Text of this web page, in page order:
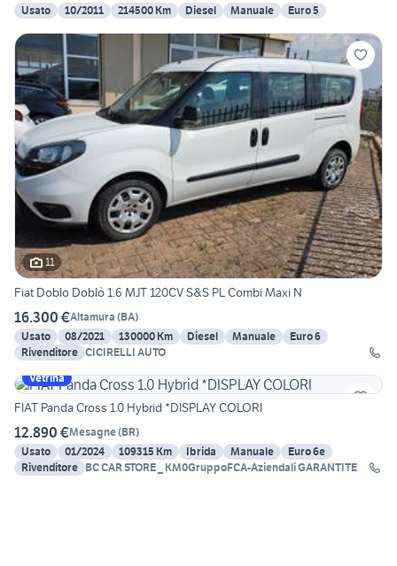
Usato 10/2011 214500 Km Diesel Manuale Euro 5
11
Fiat Doblo Doblò 1.6 MJT 120CV S&S PL Combi Maxi N
16.300 €Altamura (BA)
Usato
08/2021 130000 Km Diesel Manuale
Euro 6
Rivenditore CICIRELLI AUTO
Vetrina
FIAT Panda Cross 1.0 Hybrid *DISPLAY COLORI
12.890 €Mesagne(BR)
Usato
01/2024 109315 Km Ibrida Manuale
Euro 6e
Rivenditore BC CAR STORE _ KM0GruppoFCA-Aziendali GARANTITE